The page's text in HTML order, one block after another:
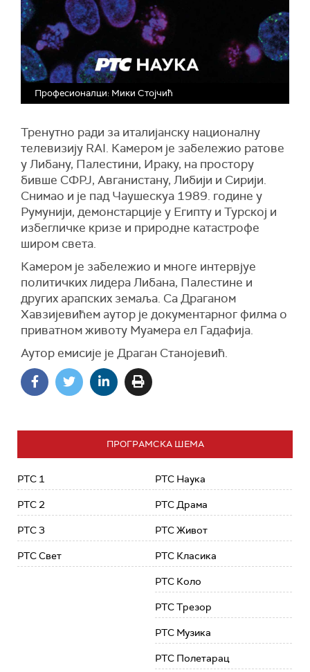
Професионалци: Мики Стојчић
Тренутно ради за италијанску националну
телевизију RAI. Камером је забележио ратове
у Либану, Палестини, Ираку, на простору
бивше СФРЈ, Авганистану, Либији и Сирији.
Снимао и је пад Чаушескуа 1989. године у
Румунији, демонстарције у Египту и Турској и
избегличке кризе и природне катастрофе
широм света.
Камером је забележио и многе интервјуе
политичких лидера Либана, Палестине и
других арапских земаља. Са Драганом
Хавзијевићем аутор је документарног филма о
приватном животу Муамера ел Гадафија.
Аутор емисије је Драган Станојевић.
ПРОГРАМСКА ШЕМА
РТС 1
РТС 2
РТС 3
РТС Свет
РТС Наука
РТС Драма
РТС Живот
РТС Класика
РТС Коло
РТС Трезор
РТС Музика
РТС Полетарац